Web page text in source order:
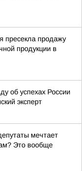
пресекла продажу
продукции в
об успехах России
эксперт
мечтает
Это вообще